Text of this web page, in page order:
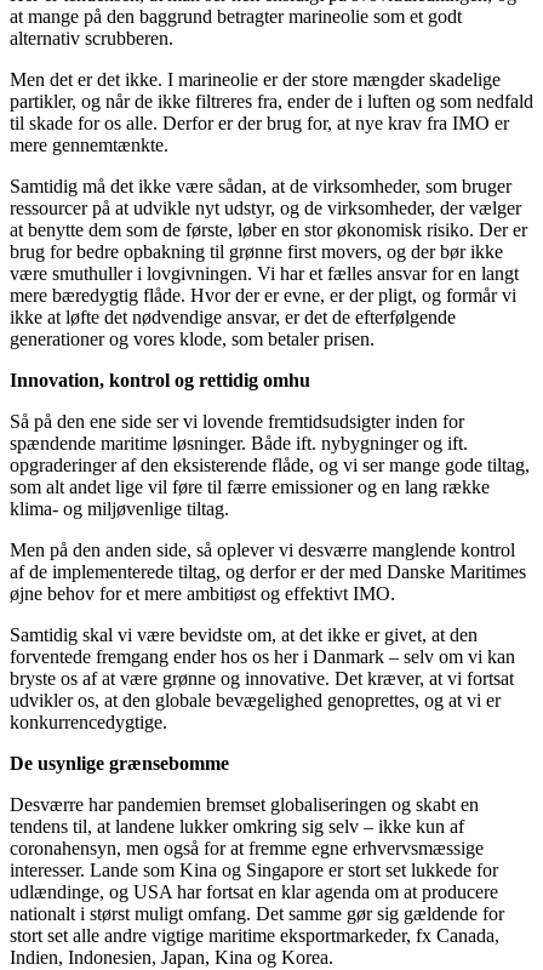
at mange på den baggrund betragter marineolie som et godt
alternativ scrubberen.
Men det er det ikke. I marineolie er der store mængder skadelige
partikler, og når de ikke filtreres fra, ender de i luften og som nedfald
til skade for os alle. Derfor er der brug for, at nye krav fra IMO er
mere gennemtænkte.
Samtidig må det ikke være sådan, at de virksomheder, som bruger
ressourcer på at udvikle nyt udstyr, og de virksomheder, der vælger
at benytte dem som de første, løber en stor økonomisk risiko. Der er
brug for bedre opbakning til grønne first movers, og der bør ikke
være smuthuller i lovgivningen. Vi har et fælles ansvar for en langt
mere bæredygtig flåde. Hvor der er evne, er der pligt, og formår vi
ikke at løfte det nødvendige ansvar, er det de efterfølgende
generationer og vores klode, som betaler prisen.
Innovation, kontrol og rettidig omhu
Så på den ene side ser vi lovende fremtidsudsigter inden for
spændende maritime løsninger. Både ift. nybygninger og ift.
opgraderinger af den eksisterende flåde, og vi ser mange gode tiltag,
som alt andet lige vil føre til færre emissioner og en lang række
klima- og miljøvenlige tiltag.
Men på den anden side, så oplever vi desværre manglende kontrol
af de implementerede tiltag, og derfor er der med Danske Maritimes
øjne behov for et mere ambitiøst og effektivt IMO.
Samtidig skal vi være bevidste om, at det ikke er givet, at den
forventede fremgang ender hos os her i Danmark – selv om vi kan
bryste os af at være grønne og innovative. Det kræver, at vi fortsat
udvikler os, at den globale bevægelighed genoprettes, og at vi er
konkurrencedygtige.
De usynlige grænsebomme
Desværre har pandemien bremset globaliseringen og skabt en
tendens til, at landene lukker omkring sig selv – ikke kun af
coronahensyn, men også for at fremme egne erhvervsmæssige
interesser. Lande som Kina og Singapore er stort set lukkede for
udlændinge, og USA har fortsat en klar agenda om at producere
nationalt i størst muligt omfang. Det samme gør sig gældende for
stort set alle andre vigtige maritime eksportmarkeder, fx Canada,
Indien, Indonesien, Japan, Kina og Korea.